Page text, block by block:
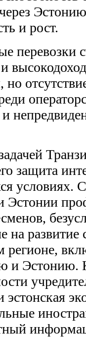
и рост.
перевозки
но
защита
условиях. С
Эстонии
на
регионе,
и Эстонию.
эстонская